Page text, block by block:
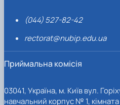
(044) 527-82-42
rectorat@nubip.edu.ua
Приймальна комісія
03041, Україна, м. Київ вул.
навчальний корпус № 1,